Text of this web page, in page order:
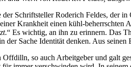
Schriftsteller Roderich Feldes, der
Krankheit einen kühl-
.“ Es wichtig, an ihn zu erinnern. Das
der Sache Identität denken. Aus
Offdilln, so auch Arbeitgeber und galt